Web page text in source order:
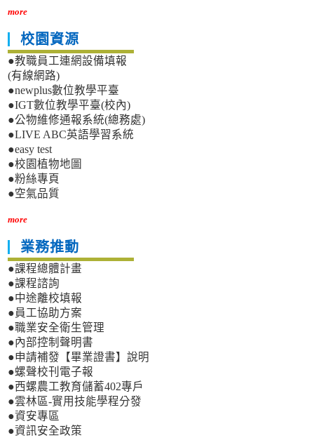
more
校園資源
●教職員工連網設備填報
(有線網路)
●newplus數位教學平臺
●IGT數位教學平臺(校內)
●公物維修通報系統(總務處)
●LIVE ABC英語學習系統
●easy test
●校園植物地圖
●粉絲專頁
●空氣品質
more
業務推動
●課程總體計畫
●課程諮詢
●中途離校填報
●員工協助方案
●職業安全衛生管理
●內部控制聲明書
●申請補發【畢業證書】說明
●螺聲校刊電子報
●西螺農工教育儲蓄402專戶
●雲林區-實用技能學程分發
●資安專區
●資訊安全政策